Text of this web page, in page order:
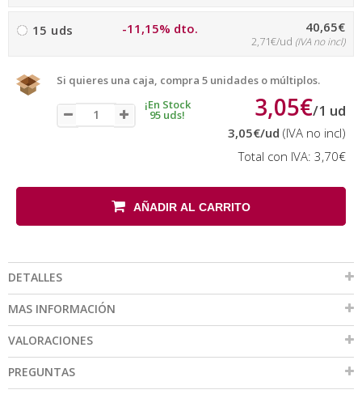
15 uds -11,15% dto. 40,65€
2,71€/ud (IVA no incl)
Si quieres una caja, compra 5 unidades o múltiplos.
¡En Stock
95 uds! 3,05€/1 ud
3,05€/ud (IVA no incl)
Total con IVA: 3,70€
AÑADIR AL CARRITO
DETALLES
MAS INFORMACIÓN
VALORACIONES
PREGUNTAS